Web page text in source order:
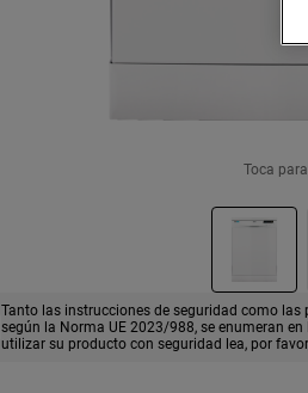
Toca
Tanto las instrucciones de seguridad como las
según la Norma UE 2023/988, se enumeran
utilizar su producto con seguridad lea, por